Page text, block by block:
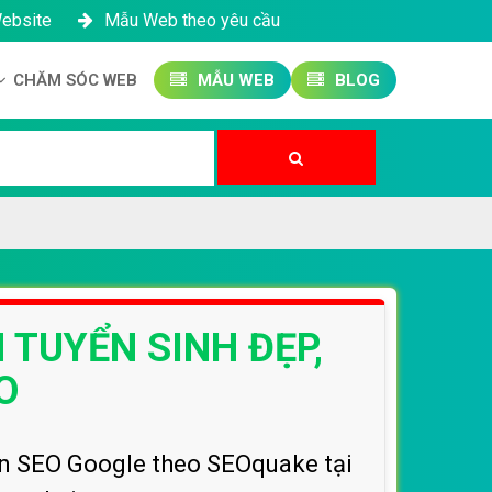
Mẫu Web theo yêu cầu
CHĂM SÓC WEB MẪU WEB BLOG
SINH ĐẸP,
Google theo SEOquake tại